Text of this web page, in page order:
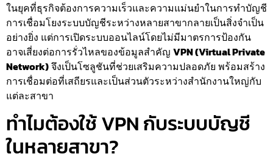
ในยุคที่ธุรกิจต้องการความเร็วและความแม่นยำในการทำบัญชี
การเชื่อมโยงระบบบัญชีระหว่างหลายสาขากลายเป็นสิ่งจำเป็น
อย่างยิ่ง แต่การเปิดระบบออนไลน์โดยไม่มีมาตรการป้องกัน
อาจเสี่ยงต่อการรั่วไหลของข้อมูลสำคัญ VPN (Virtual Private
Network)จึงเป็นโซลูชันที่ช่วยเสริมความปลอดภัย พร้อมสร้าง
การเชื่อมต่อที่เสถียรและเป็นส่วนตัวระหว่างสำนักงานใหญ่กับ
แต่ละสาขา
ทำไมต้องใช้ VPN กับระบบบัญชี
ในหลายสาขา?